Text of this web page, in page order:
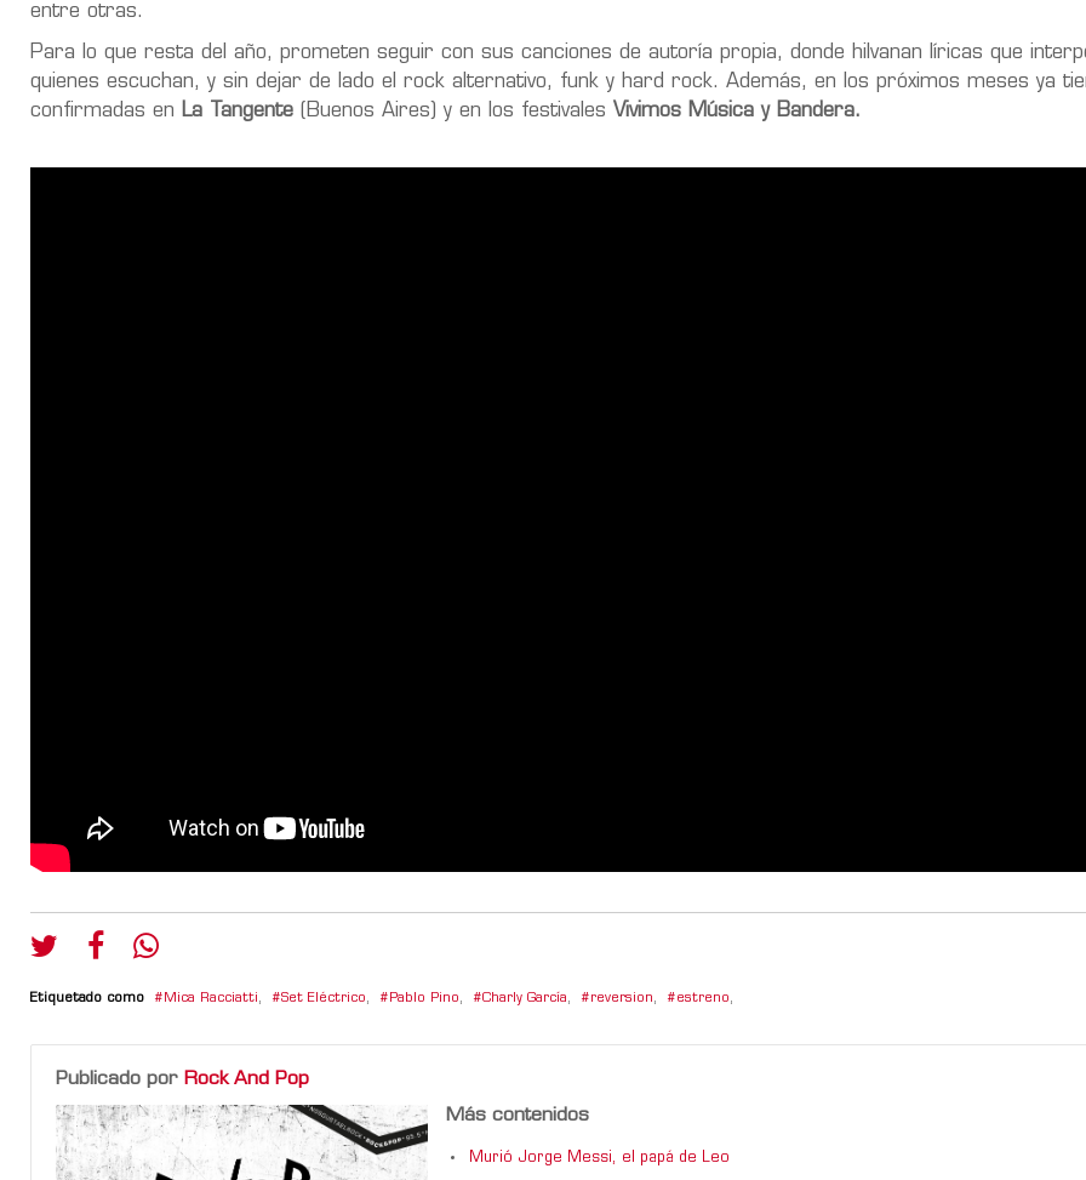
entre otras.
Para lo que resta del año, prometen seguir con sus canciones de autoría propia, donde hilvanan líricas que
quienes escuchan, y sin dejar de lado el rock alternativo, funk y hard rock. Además, en los próximos meses ya
confirmadas en La Tangente (Buenos Aires) y en los festivales Vivimos Música y Bandera.
Etiquetado como Mica Racciatti, Set Eléctrico, Pablo Pino, Charly García, reversion, estreno,
Publicado por Rock And Pop
Más contenidos
Murió Jorge Messi, el papá de Leo